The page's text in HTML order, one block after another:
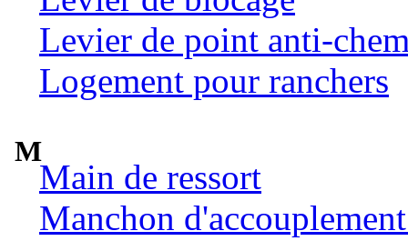
Levier de point anti-
Logement pour ranchers
M
Main de ressort
Manchon